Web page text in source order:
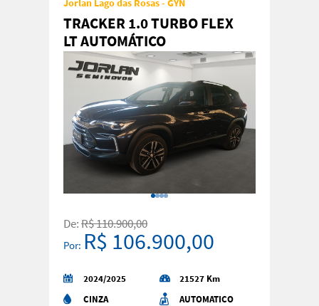
TRACKER 1.0 TURBO FLEX
LT AUTOMÁTICO
De:R$ 110.900,00
Por: R$ 106.900,00
2024/2025
21527 Km
CINZA
AUTOMATICO